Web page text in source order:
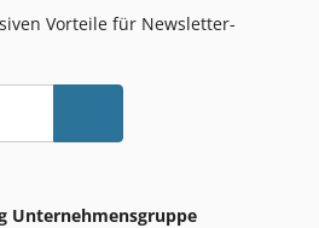
Vorteile für Newsletter-
Unternehmensgruppe